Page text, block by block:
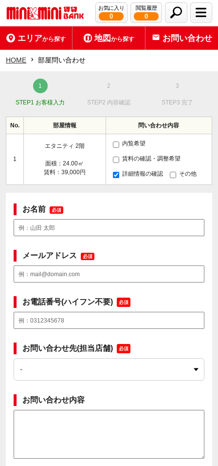
お気に入り
0
閲覧履歴
0
エリアから探す 地図から探す お問い合わせ
HOME 部屋問い合わせ
STEP1 お客様入力 STEP2 内容確認 STEP3 完了
No. 部屋情報 問い合わせ内容
1
エタニティ 2階
面積：24.00㎡
賃料：39,000円
内覧希望
賃料の確認・調整希望
詳細情報の確認 その他
お名前 必須
メールアドレス 必須
お電話番号(ハイフン不要) 必須
お問い合わせ先(担当店舗) 必須
お問い合わせ内容